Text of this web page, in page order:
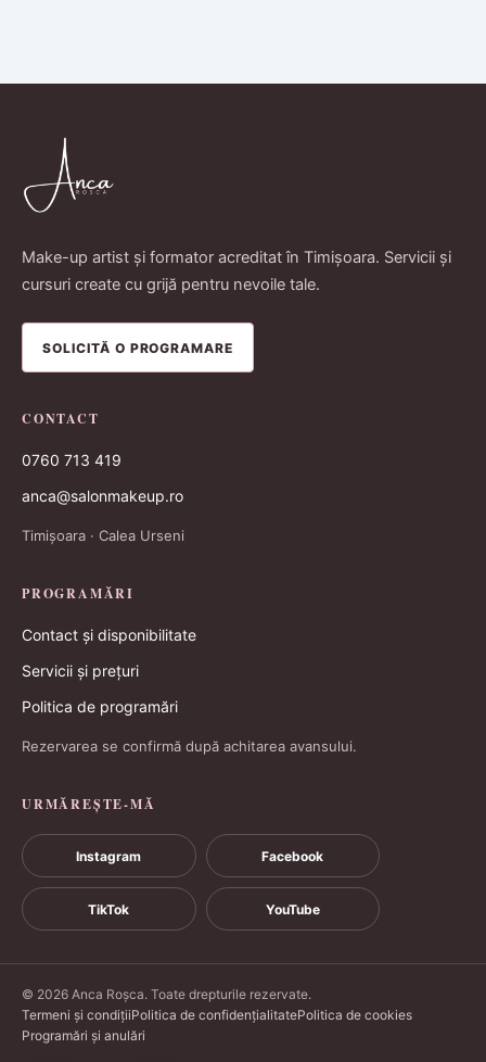
Make-up artist și formator acreditat în Timișoara. Servicii și
cursuri create cu grijă pentru nevoile tale.
SOLICITĂ O PROGRAMARE
CONTACT
0760 713 419
anca@salonmakeup.ro
Timișoara · Calea Urseni
PROGRAMĂRI
Contact și disponibilitate
Servicii și prețuri
Politica de programări
Rezervarea se confirmă după achitarea avansului.
URMĂREȘTE-MĂ
Instagram Facebook
TikTok YouTube
© 2026 Anca Roșca. Toate drepturile rezervate.
Termeni și condițiiPolitica de confidențialitatePolitica de cookies
Programări și anulări